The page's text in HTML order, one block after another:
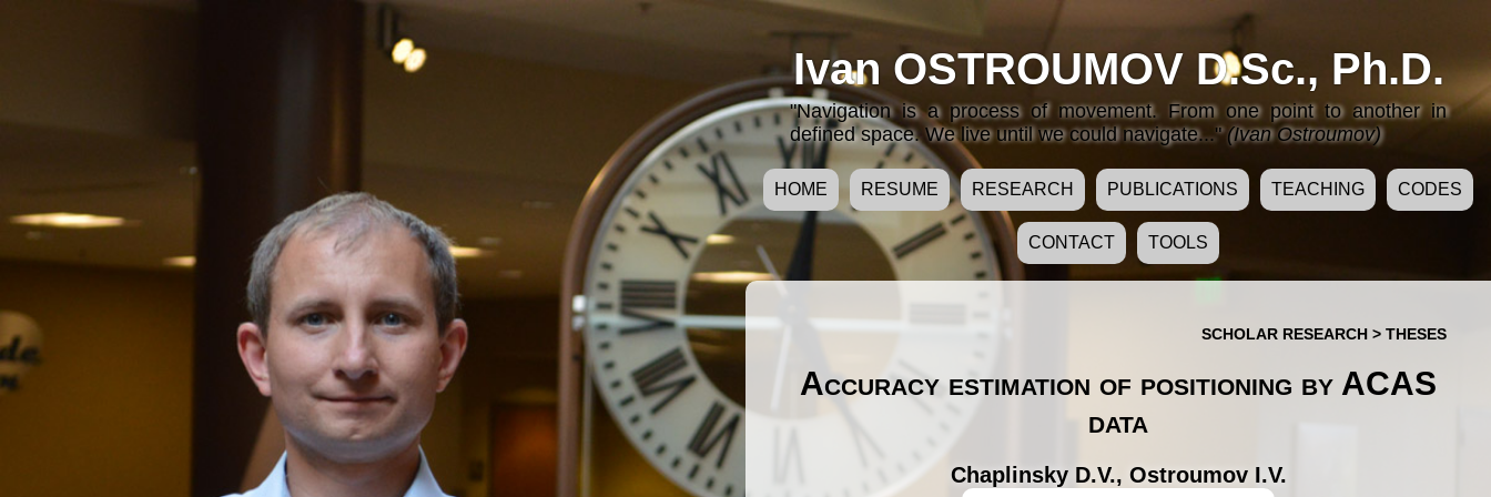
Ivan OSTROUMOV D.Sc., Ph.D.
"Navigation is a process of movement. From one point to another in
defined space. We live until we could navigate..."(Ivan Ostroumov)
HOME RESUME RESEARCH PUBLICATIONS TEACHING CODES
CONTACT TOOLS
SCHOLAR RESEARCH > THESES
Accuracy estimation of positioning by ACAS
data
Chaplinsky D.V., Ostroumov I.V.